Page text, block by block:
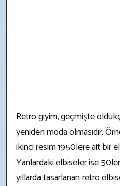
Retro giyim, geçmişte
yeniden moda olmasıdır.
ikinci resim 1950lere ait bir
Yanlardaki elbiseler ise
yıllarda tasarlanan retro